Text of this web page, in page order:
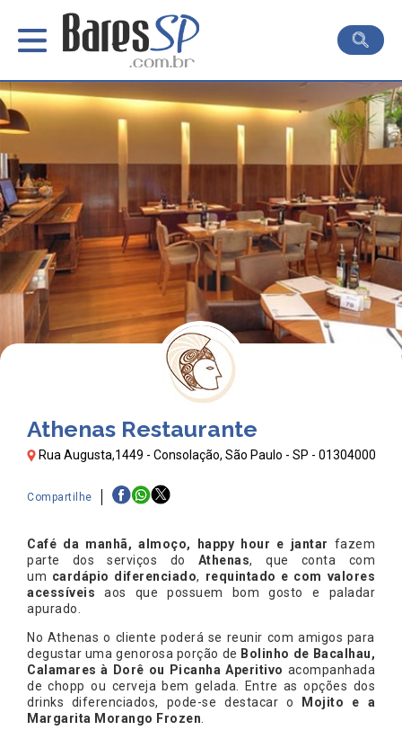
Athenas Restaurante
Rua Augusta,1449 - Consolação, São Paulo - SP - 01304000
Compartilhe
Café da manhã, almoço, happy hour e jantar fazem
parte dos serviços do Athenas, que conta com
um cardápio diferenciado, requintado e com valores
acessíveis aos que possuem bom gosto e paladar
apurado.
No Athenas o cliente poderá se reunir com amigos para
degustar uma genorosa porção de Bolinho de Bacalhau,
Calamares à Dorê ou Picanha Aperitivo acompanhada
de chopp ou cerveja bem gelada. Entre as opções dos
drinks diferenciados, pode-se destacar o Mojito e a
Margarita Morango Frozen.